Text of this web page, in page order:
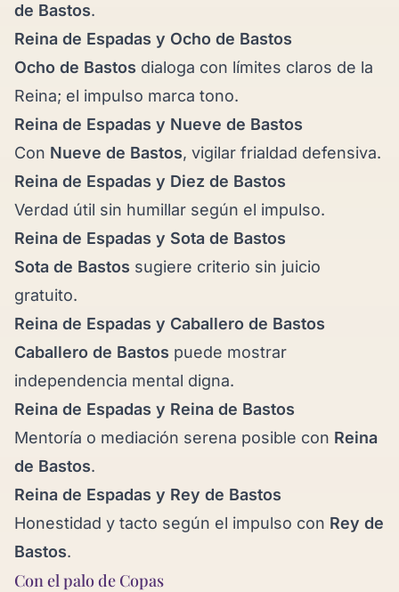
de Bastos.
Reina de Espadas y Ocho de Bastos
Ocho de Bastos dialoga con límites claros de la
Reina; el impulso marca tono.
Reina de Espadas y Nueve de Bastos
Con Nueve de Bastos, vigilar frialdad defensiva.
Reina de Espadas y Diez de Bastos
Verdad útil sin humillar según el impulso.
Reina de Espadas y Sota de Bastos
Sota de Bastos sugiere criterio sin juicio
gratuito.
Reina de Espadas y Caballero de Bastos
Caballero de Bastos puede mostrar
independencia mental digna.
Reina de Espadas y Reina de Bastos
Mentoría o mediación serena posible con Reina
de Bastos.
Reina de Espadas y Rey de Bastos
Honestidad y tacto según el impulso con Rey de
Bastos.
Con el palo de Copas